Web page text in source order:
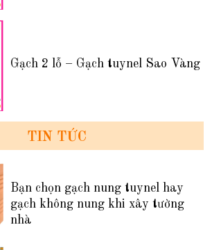
Gạch 2 lỗ – Gạch tuynel Sao Vàng
TIN TỨC
Bạn chọn gạch nung tuynel hay
gạch không nung khi xây tường
nhà